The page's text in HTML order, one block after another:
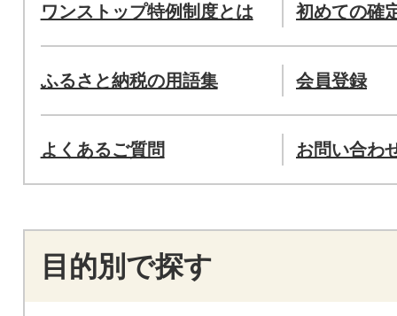
ワンストップ特例制度とは 初めての確
ふるさと納税の用語集 会員登録
よくあるご質問 お問い合わ
目的別で探す